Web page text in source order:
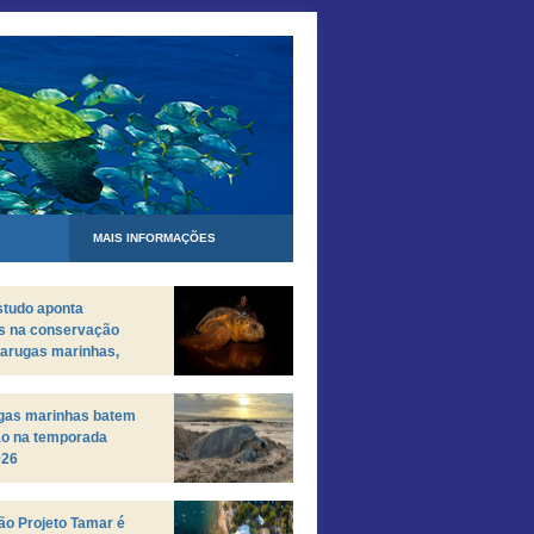
MAIS INFORMAÇÕES
aponta
na conservação
marinhas,
desafios
marinhas batem
na temporada
Projeto Tamar é